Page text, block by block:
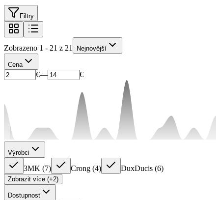
Filtry
Zobrazeno 1 - 21 z 21 Nejnovější
Cena
€— €
Výrobci
3MK (7) Crong (4) DuxDucis (6)
Zobrazit více (+2)
Dostupnost